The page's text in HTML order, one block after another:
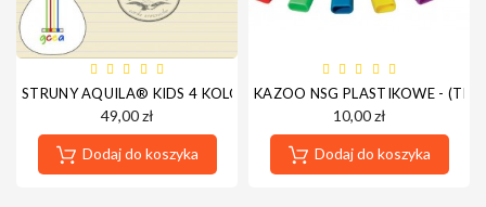
STRUNY AQUILA® KIDS 4 KOLORY DO UKULELE
49,00 zł
Dodaj do koszyka
KAZOO NSG PLASTIKOWE -
10,00 zł
Dodaj do koszyka